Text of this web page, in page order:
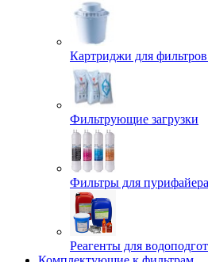
Картриджи для
Фильтрующие загрузки
Фильтры для пурифайера
Реагенты для